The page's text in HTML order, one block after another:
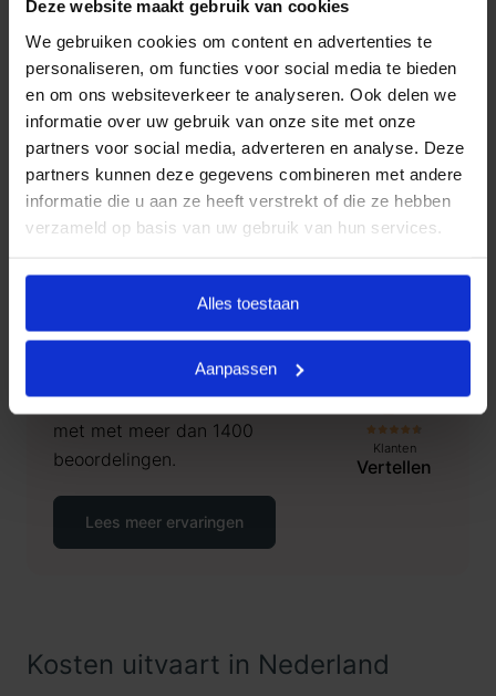
Deze website maakt gebruik van cookies
We gebruiken cookies om content en advertenties te
personaliseren, om functies voor social media te bieden
en om ons websiteverkeer te analyseren. Ook delen we
informatie over uw gebruik van onze site met onze
partners voor social media, adverteren en analyse. Deze
partners kunnen deze gegevens combineren met andere
informatie die u aan ze heeft verstrekt of die ze hebben
verzameld op basis van uw gebruik van hun services.
Alles toestaan
Aanpassen
Goedkope Uitvaart24 u een goed verzorgde en
waardige crematie inMeerssen tegen een eerlijk
tarief garanderen.
Heeft u vragen of wilt u graag meer informatie
ontvangen? Goedkope Uitvaart24 is 24 uur per dag
bereikbaar. Neemt u vrijblijvend contact met ons op
via telefoonnummer085 016 0685 .
Klanten Vertellen
Goedkope Uitvaart24, onderdeel
van Uitvaart24, scoort een 9.3
met met meer dan 1400
beoordelingen.
Klanten
Vertellen
Lees meer ervaringen
Kosten uitvaart in Nederland